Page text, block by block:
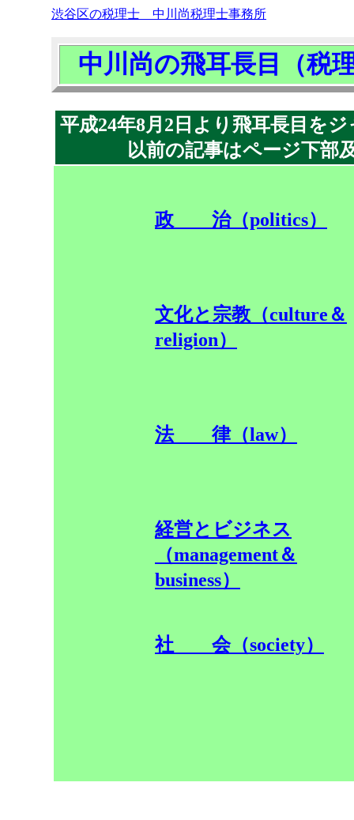
渋谷区の税理士 中川尚税理士事務所
中川尚の飛耳長目（税
平成24年8月2日より飛耳長目を
以前の記事はページ下部
政 治（politics）
文化と宗教（culture＆
religion）
法 律（law）
経営とビジネス
（management＆
business）
社 会（society）